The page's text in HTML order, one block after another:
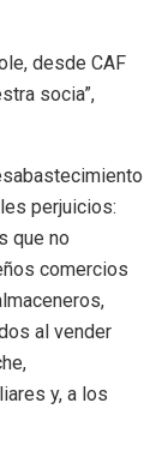
desde CAF
socia”,
perjuicios:
que no
comercios
al vender
y, a los